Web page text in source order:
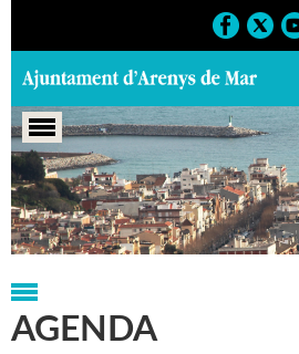
Portada > Agenda > 14-07-2021
AGENDA